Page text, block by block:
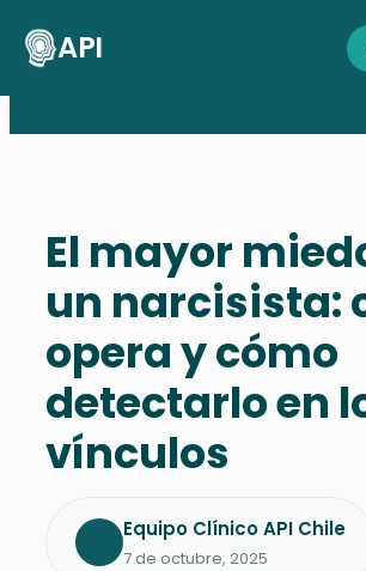
API
El mayor
un narcisista:
opera y cómo
detectarlo en
vínculos
Equipo Clínico API Chile
7 de octubre, 2025